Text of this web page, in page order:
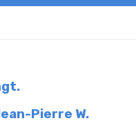
Pierre W.